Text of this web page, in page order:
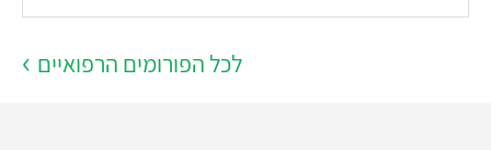
לכל הפורומים הרפואיים